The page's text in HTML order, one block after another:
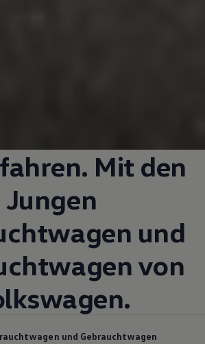
Mit den
Jungen
und
von
.
und Gebrauchtwagen